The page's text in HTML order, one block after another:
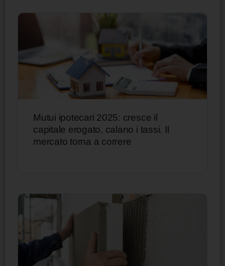
Mutui ipotecari 2025: cresce il
capitale erogato, calano i tassi. Il
mercato torna a correre